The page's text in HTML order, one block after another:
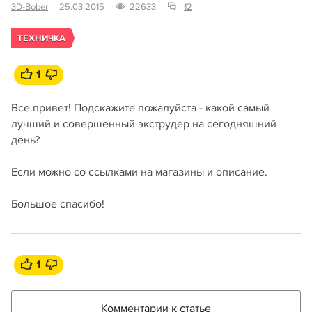
3D-Bober 25.03.2015 22633 12
ТЕХНИЧКА
1
Все привет! Подскажите пожалуйста - какой самый
лучший и совершенный экструдер на сегодняшний
день?
Если можно со ссылками на магазины и описание.
Большое спасибо!
1
Комментарии к статье